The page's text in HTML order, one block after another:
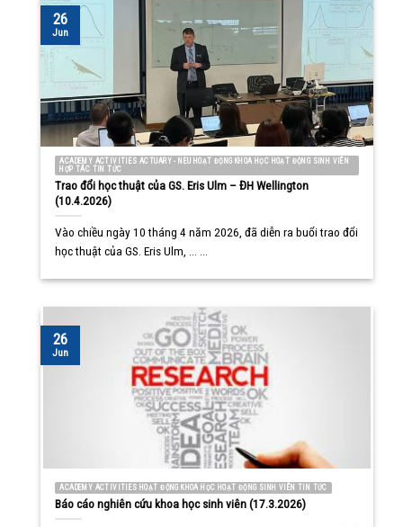
ACADEMY ACTIVITIES ACTUARY - NEU HOẠT ĐỘNG KHOA HỌC HOẠT ĐỘNG SINH VIÊN
HỢP TÁC TIN TỨC
Trao đổi học thuật của GS. Eris Ulm – ĐH Wellington
(10.4.2026)
Vào chiều ngày 10 tháng 4 năm 2026, đã diễn ra buổi trao đổi
học thuật của GS. Eris Ulm, ... ...
26
Jun
ACADEMY ACTIVITIES HOẠT ĐỘNG KHOA HỌC HOẠT ĐỘNG SINH VIÊN TIN TỨC
Báo cáo nghiên cứu khoa học sinh viên (17.3.2026)
26
Jun